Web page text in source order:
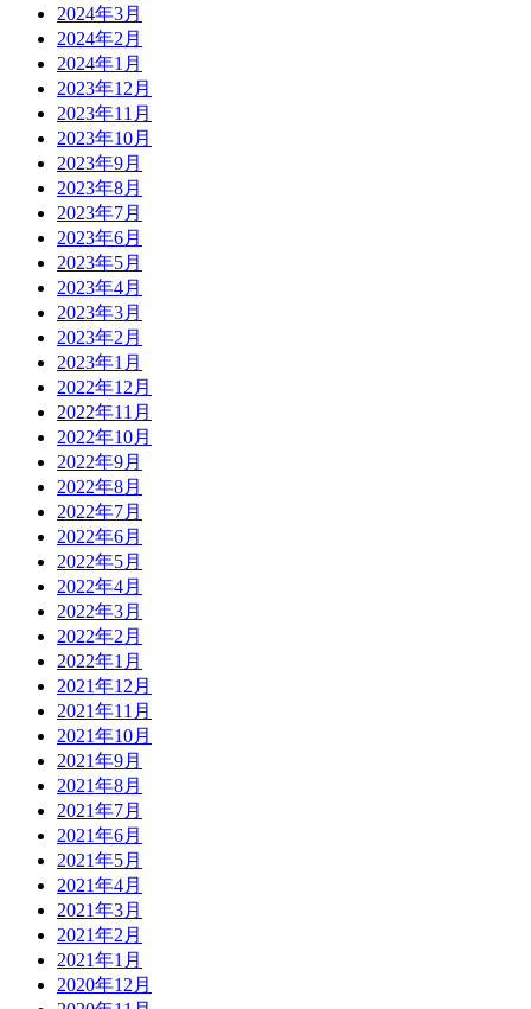
2024年3月
2024年2月
2024年1月
2023年12月
2023年11月
2023年10月
2023年9月
2023年8月
2023年7月
2023年6月
2023年5月
2023年4月
2023年3月
2023年2月
2023年1月
2022年12月
2022年11月
2022年10月
2022年9月
2022年8月
2022年7月
2022年6月
2022年5月
2022年4月
2022年3月
2022年2月
2022年1月
2021年12月
2021年11月
2021年10月
2021年9月
2021年8月
2021年7月
2021年6月
2021年5月
2021年4月
2021年3月
2021年2月
2021年1月
2020年12月